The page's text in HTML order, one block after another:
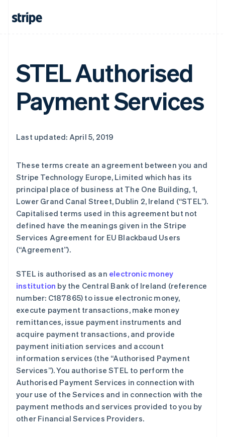
STEL Authorised
Payment Services
Last updated: April 5, 2019
These terms create an agreement between you and
Stripe Technology Europe, Limited which has its
principal place of business at The One Building, 1,
Lower Grand Canal Street, Dublin 2, Ireland (“STEL”).
Capitalised terms used in this agreement but not
defined have the meanings given in the Stripe
Services Agreement for EU Blackbaud Users
(“Agreement”).
STEL is authorised as an electronic money
institution by the Central Bank of Ireland (reference
number: C187865) to issue electronic money,
execute payment transactions, make money
remittances, issue payment instruments and
acquire payment transactions, and provide
payment initiation services and account
information services (the “Authorised Payment
Services”). You authorise STEL to perform the
Authorised Payment Services in connection with
your use of the Services and in connection with the
payment methods and services provided to you by
other Financial Services Providers.
English
爱尔兰
English
爱沙尼亚
奥地利
DeutschEnglish
澳大利亚
English
保加利亚
English
比利时
NederlandsFrançaisDeutschEnglish
波兰
丹麦
English
德国
Deutsch English
法国
芬兰
荷兰